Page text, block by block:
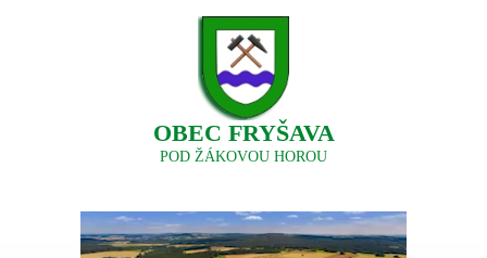
OBEC FRYŠAVA
POD ŽÁKOVOU HOROU